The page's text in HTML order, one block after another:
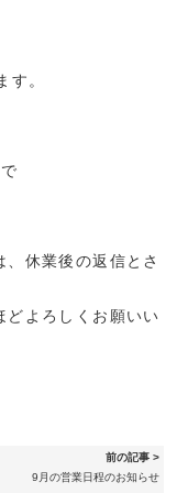
す。
休業後の返信とさ
どよろしくお願いい
前の記事 >
9月の営業日程のお知らせ